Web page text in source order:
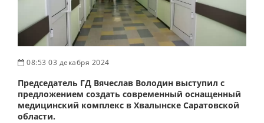
08:53 03 декабря 2024
Председатель ГД Вячеслав Володин выступил с
предложением создать современный оснащенный
медицинский комплекс в Хвалынске Саратовской
области.